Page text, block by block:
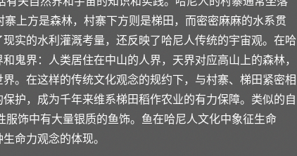
上方是森林，村寨下方则是梯田，而密密麻麻的水系贯
实的水利灌溉考量，还反映了哈尼人传统的宇宙观。在哈
鬼界：人类居住在中山的人界，天界对应高山上的森林，
。在这样的传统文化观念的规约下，与村寨、梯田紧密相
护，成为千年来维系梯田稻作农业的有力保障。类似的自
饰中有大量银质的鱼饰。鱼在哈尼人文化中象征生命
命力观念的体现。